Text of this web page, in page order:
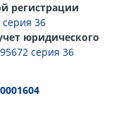
регистрации
36
юридического
серия 36